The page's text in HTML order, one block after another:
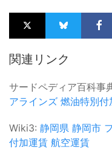
関連リンク
サードペディア百科事
アラインズ 燃油特別付
Wiki3: 静岡県 静岡市
付加運賃 航空運賃